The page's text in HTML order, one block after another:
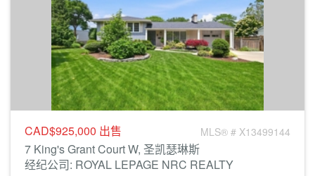
CAD$925,000 出售 MLS® # X13499144
7 King's Grant Court W, 圣凯瑟琳斯
经纪公司: ROYAL LEPAGE NRC REALTY